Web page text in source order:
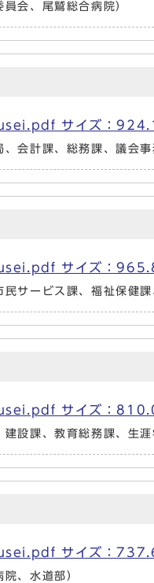
会、尾鷲総合病院）
サイズ：
会計課、総務課、議会
サイズ：
サービス課、福祉保健課
サイズ：
設課、教育総務課、生涯
サイズ：
、水道部）